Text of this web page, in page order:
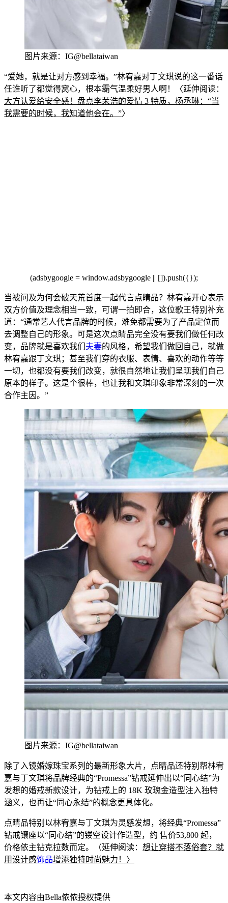
图片来源：IG@bellataiwan
“爱她，就是让对方感到幸福。”林宥嘉对丁文琪说的这一番话
任谁听了都觉得窝心，根本霸气温柔好男人啊！〈延伸阅读：
大方认爱给安全感！盘点李荣浩的爱情 3 特质，杨丞琳：“当
我需要的时候，我知道他会在。”〉
(adsbygoogle = window.adsbygoogle || []).push({});
当被问及为何会破天荒首度一起代言点睛品？林宥嘉开心表示
双方价值及理念相当一致，可谓一拍即合，这位歌王特别补充
道：“通常艺人代言品牌的时候，难免都需要为了产品定位而
去调整自己的形象。可是这次点睛品完全没有要我们做任何改
变， 品牌就是喜欢我们 夫妻的风格，希望我们做回自己，就做
林宥嘉跟丁文琪；甚至我们穿的衣服、表情、喜欢的动作等等
一切，也都没有要我们改变，就很自然地让我们呈现我们自己
原本的样子。这是个很棒，也让我和文琪印象非常深刻的一次
合作主因。”
图片来源：IG@bellataiwan
除了入镜婚嫁珠宝系列 的最新形象大片，点睛品还特别帮林宥
嘉与丁文琪将品牌经典的“Promessa”钻戒延伸出以“同心结”为
发想的婚戒新款设计，为钻戒上的 18K 玫瑰金造型注入独特
涵义，也再让“同心永结”的概念更具体化。
点睛品特别以林宥嘉与丁文琪为灵感发想，将经典“Promessa”
钻戒镶座以“同心结”的镂空设计作造型，约 售价53,800 起，
价格依主钻克拉数而定。（延伸阅读： 想让穿搭不落俗套？就
用设计感饰品增添独特时尚魅力！〉
本文内容由Bella侬侬授权提供